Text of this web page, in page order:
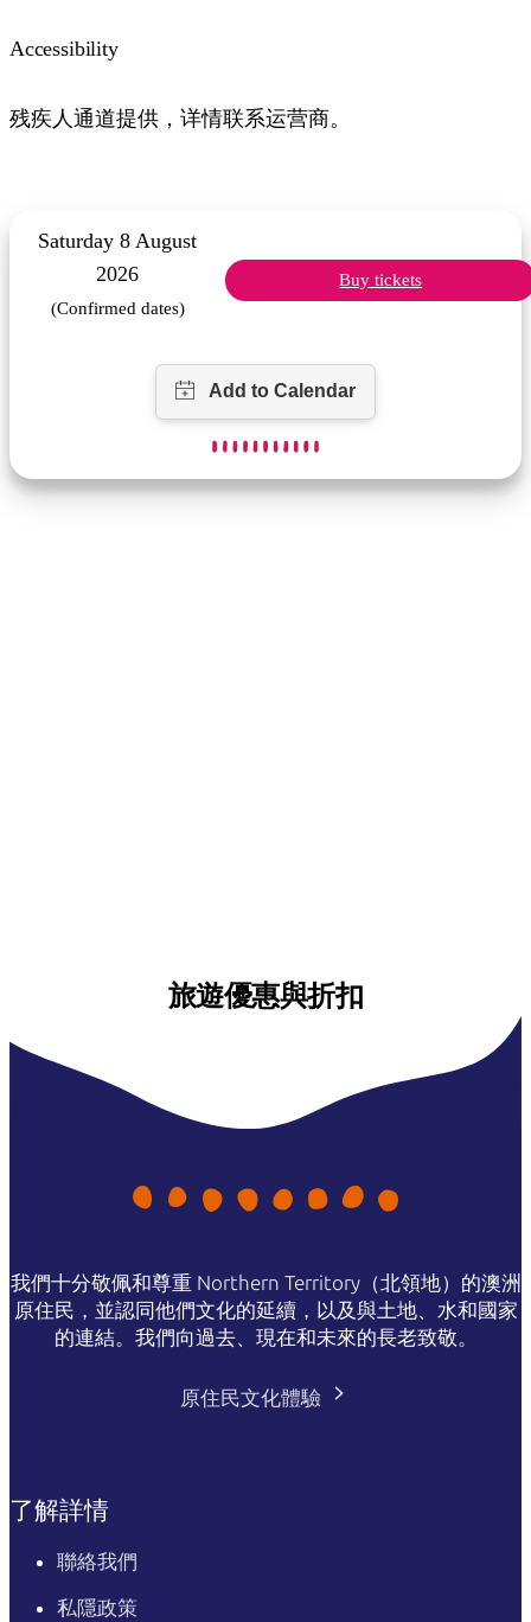
Accessibility
残疾人通道提供，详情联系运营商。
Saturday 8 August
2026
(Confirmed dates)
Buy tickets
旅遊優惠與折扣
我們十分敬佩和尊重 Northern Territory（北領地）的澳洲
原住民，並認同他們文化的延續，以及與土地、水和國家
的連結。我們向過去、現在和未來的長老致敬。
原住民文化體驗
了解詳情
聯絡我們
私隱政策